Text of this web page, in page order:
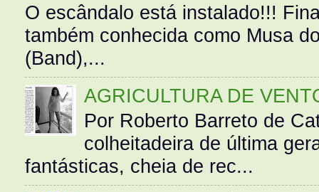
O escândalo está instalado!!!
também conhecida como Musa
(Band),...
AGRICULTURA DE
Por Roberto Barreto de
colheitadeira de última
fantásticas, cheia de rec...